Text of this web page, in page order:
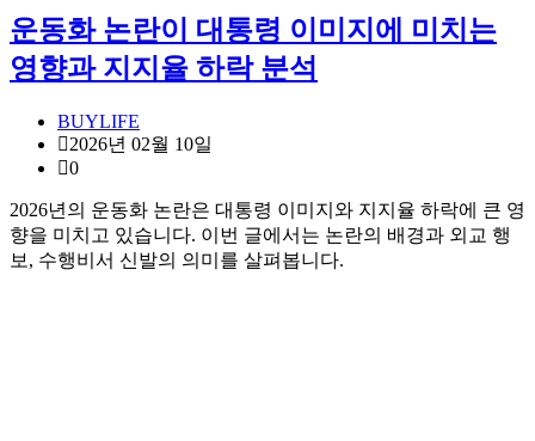
운동화 논란이 대통령 이미지에 미치는
영향과 지지율 하락 분석
BUYLIFE
2026년 02월 10일
0
2026년의 운동화 논란은 대통령 이미지와 지지율 하락에 큰 영
향을 미치고 있습니다. 이번 글에서는 논란의 배경과 외교 행
보, 수행비서 신발의 의미를 살펴봅니다.